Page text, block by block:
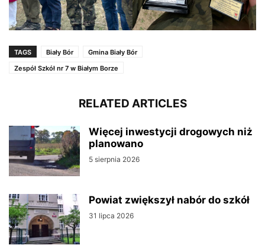
TAGS Biały Bór
Gmina Biały Bór
Zespół Szkół nr 7 w Białym Borze
RELATED ARTICLES
Więcej inwestycji drogowych niż
planowano
5 sierpnia 2026
Powiat zwiększył nabór do szkół
31 lipca 2026